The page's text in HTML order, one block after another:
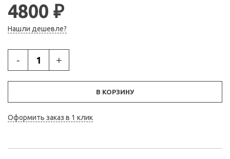
4800 ₽
Нашли дешевле?
- +
В КОРЗИНУ
Оформить заказ в 1 клик